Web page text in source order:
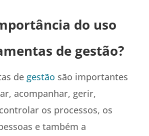
do uso
de gestão?
de gestão são importantes
acompanhar, gerir,
os processos, os
e também a